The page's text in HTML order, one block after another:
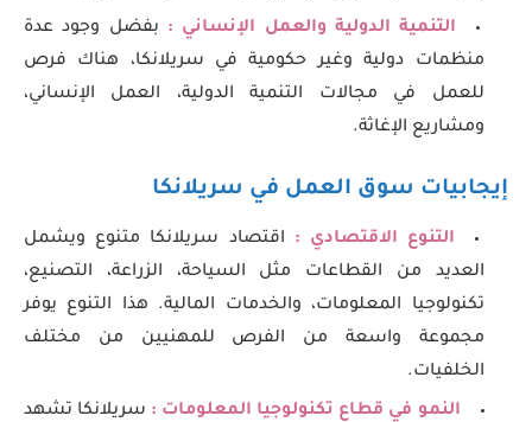
التنمية الدولية والعمل الإنساني : بفضل وجود عدة
منظمات دولية وغير حكومية في سريلانكا، هناك فرص
للعمل في مجالات التنمية الدولية، العمل الإنساني،
ومشاريع الإغاثة.
إيجابيات سوق العمل في سريلانكا
التنوع الاقتصادي : اقتصاد سريلانكا متنوع ويشمل
العديد من القطاعات مثل السياحة، الزراعة، التصنيع،
تكنولوجيا المعلومات، والخدمات المالية. هذا التنوع يوفر
مجموعة واسعة من الفرص للمهنيين من مختلف
الخلفيات.
النمو في قطاع تكنولوجيا المعلومات : سريلانكا تشهد